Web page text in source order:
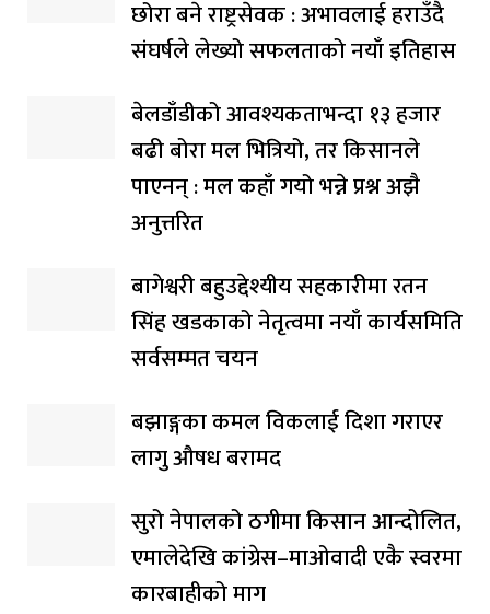
छोरा बने राष्ट्रसेवक : अभावलाई हराउँदै
संघर्षले लेख्यो सफलताको नयाँ इतिहास
बेलडाँडीको आवश्यकताभन्दा १३ हजार
बढी बोरा मल भित्रियो, तर किसानले
पाएनन् : मल कहाँ गयो भन्ने प्रश्न अझै
अनुत्तरित
बागेश्वरी बहुउद्देश्यीय सहकारीमा रतन
सिंह खडकाको नेतृत्वमा नयाँ कार्यसमिति
सर्वसम्मत चयन
बझाङ्गका कमल विकलाई दिशा गराएर
लागु औषध बरामद
सुरो नेपालको ठगीमा किसान आन्दोलित,
एमालेदेखि कांग्रेस–माओवादी एकै स्वरमा
कारबाहीको माग